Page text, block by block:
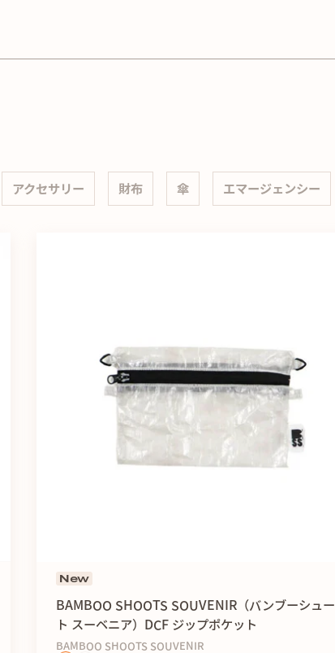
アクセサリー 財布 傘 エマージェンシー
New
BAMBOO SHOOTS SOUVENIR（バンブーシュー
ト スーベニア）DCF ジップポケット
BAMBOO SHOOTS SOUVENIR